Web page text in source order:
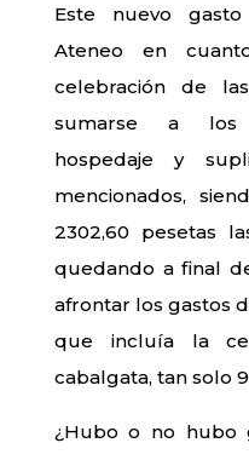
Este nuevo
Ateneo en
celebración de
sumarse a los
hospedaje y
mencionados,
2302,60 pesetas
quedando a final
afrontar los gastos
que incluía la
cabalgata, tan solo
¿Hubo o no hubo